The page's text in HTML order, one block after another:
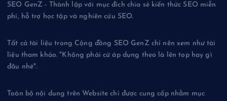
SEO GenZ - Thành lập với mục đích chia sẻ kiến thức SEO miễn
phí, hỗ trợ học tập và nghiên cứu SEO.
Tất cả tài liệu trong Cộng đồng SEO GenZ chỉ nên xem như tài
liệu tham khảo. "Không phải cứ áp dụng theo là lên top hay gì
đâu nhé".
Toàn bộ nội dung trên Website chỉ được cung cấp nhằm mục